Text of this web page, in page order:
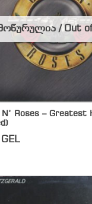
N’ Roses – Greatest
GEL
/ Out